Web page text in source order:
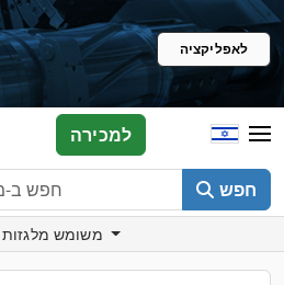
לאפליקציה
חפש
למכירה